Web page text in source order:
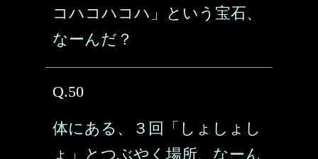
コハコハコハ」という宝石、
なーんだ？
Q.50
体にある、３回「しょしょし
ょ」とつぶやく場所、なーん